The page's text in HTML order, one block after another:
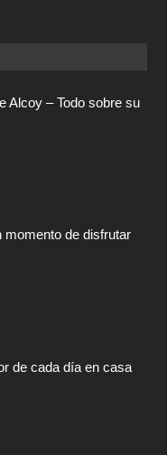
Alcoy – Todo sobre su
momento de disfrutar
de cada día en casa